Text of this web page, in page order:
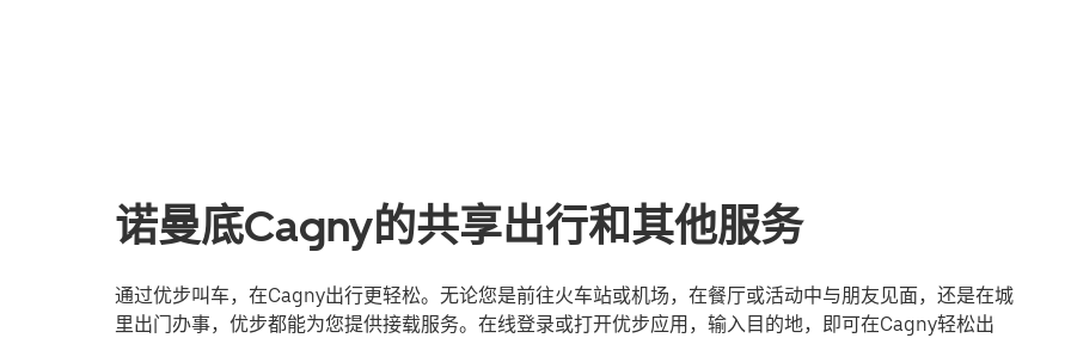
诺曼底Cagny的共享出行和其他服务
通过优步叫车，在Cagny出行更轻松。无论您是前往火车站或机场，在餐厅或活动中与朋友见面，还是在城
里出门办事，优步都能为您提供接载服务。在线登录或打开优步应用，输入目的地，即可在Cagny轻松出